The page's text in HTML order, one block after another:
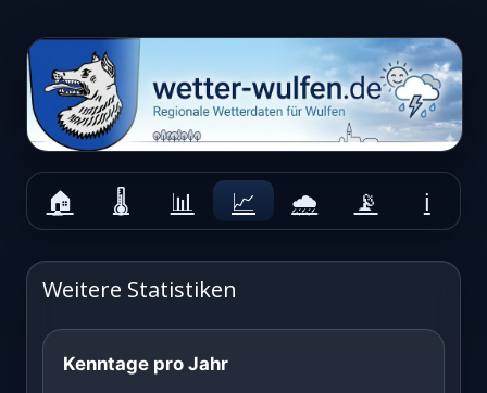
Zum
Inhalt
springen
Weitere Statistiken
Kenntage pro Jahr